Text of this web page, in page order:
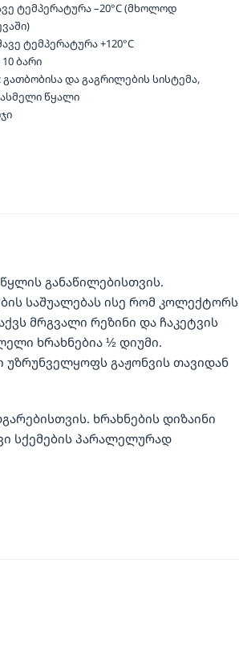
ტემპერატურა –20°C (მხოლოდ
ტემპერატურა +120°C
ბარი
და გაგრილების სისტემა,
წყალი
განაწილებისთვის.
საშუალებას ისე რომ კოლექტორს
მრგვალი რეზინი და ჩაკეტვის
ხრახნებია ½ დიუმი.
უზრუნველყოფს გაჟონვის თავიდან
ხრახნების დიზაინი
სქემების პარალელურად